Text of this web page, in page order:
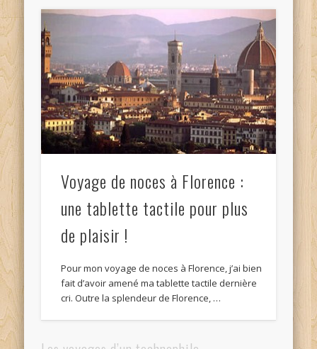
Voyage de noces à Florence :
une tablette tactile pour plus
de plaisir !
Pour mon voyage de noces à Florence, j’ai bien
fait d’avoir amené ma tablette tactile dernière
cri. Outre la splendeur de Florence, …